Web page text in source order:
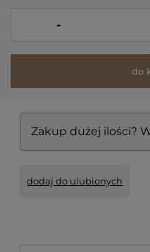
-
do
Zakup dużej ilości?
dodaj do ulubionych